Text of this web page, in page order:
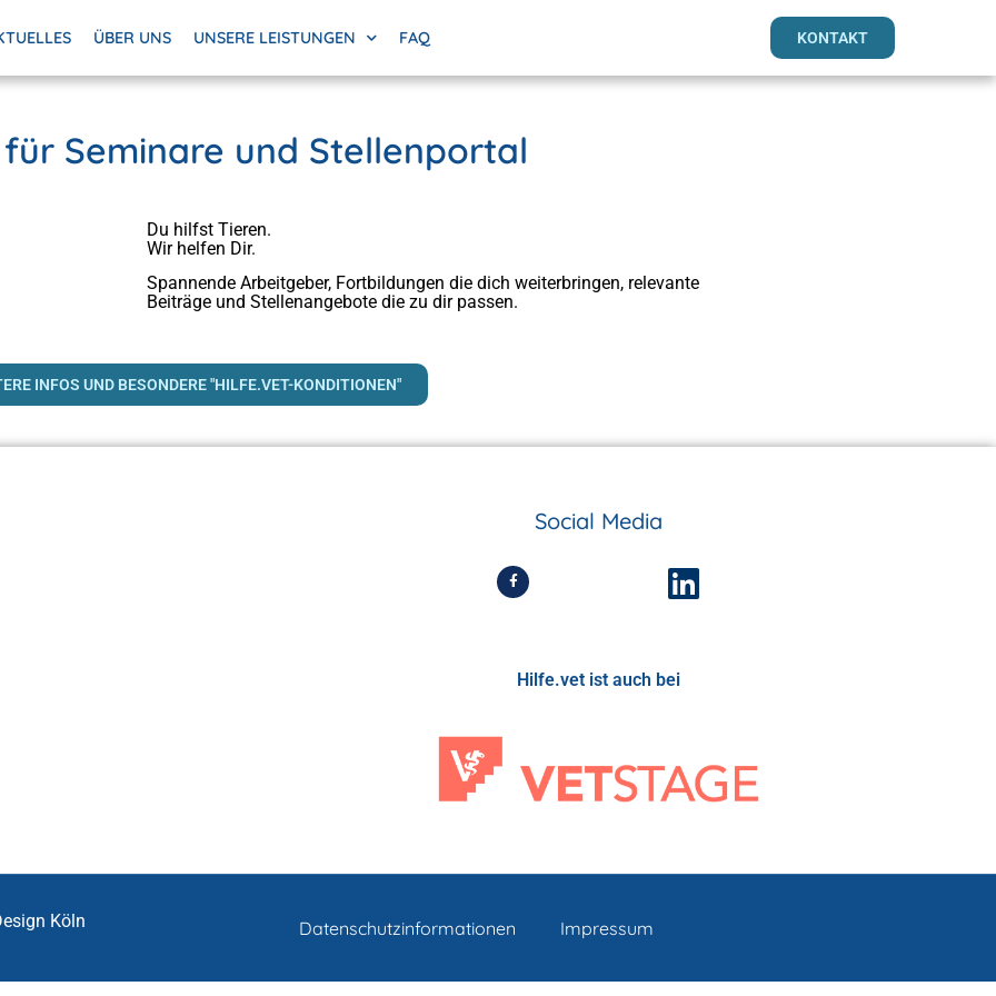
ÜBER UNS UNSERE LEISTUNGEN FAQ KONTAKT
Seminare und Stellenportal
Du hilfst Tieren.
Wir helfen Dir.
Spannende Arbeitgeber, Fortbildungen die dich weiterbringen, relevante
Beiträge und Stellenangebote die zu dir passen.
INFOS UND BESONDERE "HILFE.VET-KONDITIONEN"
Social Media
Hilfe.vet ist auch bei
Köln Datenschutzinformationen Impressum